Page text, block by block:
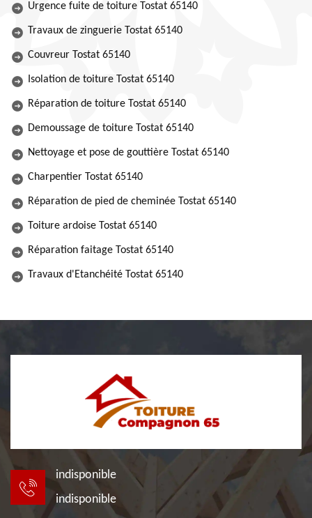
Urgence fuite de toiture Tostat 65140
Travaux de zinguerie Tostat 65140
Couvreur Tostat 65140
Isolation de toiture Tostat 65140
Réparation de toiture Tostat 65140
Demoussage de toiture Tostat 65140
Nettoyage et pose de gouttière Tostat 65140
Charpentier Tostat 65140
Réparation de pied de cheminée Tostat 65140
Toiture ardoise Tostat 65140
Réparation faitage Tostat 65140
Travaux d'Etanchéité Tostat 65140
indisponible
indisponible